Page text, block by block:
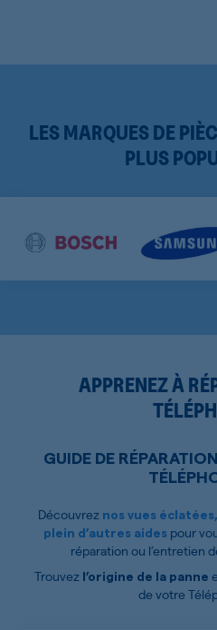
LES MARQUES DE
PLUS
APPRENEZ À
GUIDE DE
Découvrez nos vues
plein d’autres aides pour
réparation ou l’entretien
Trouvez l’origine de la panne
de votre